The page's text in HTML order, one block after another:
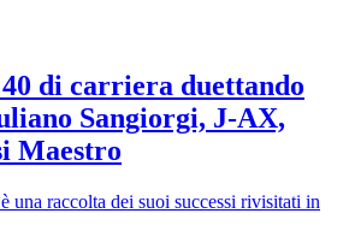
di carriera duettando
Sangiorgi, J-AX,
Maestro
una raccolta dei suoi successi rivisitati in